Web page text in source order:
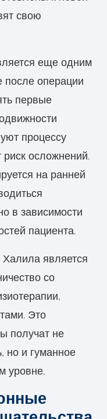
свою
еще одним
после операции
первые
процессу
осложнений.
на ранней
в зависимости
пациента.
является
со
Это
получат не
но и гуманное
уровне.